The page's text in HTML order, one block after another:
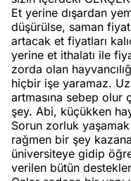
Et yerine dışardan
düşürülse, saman
artacak et fiyatları
yerine et ithalatı ile
zorda olan
hiçbir işe yaramaz.
artmasına sebep olur
şey. Abi, küçükken
Sorun zorluk yaşamak
rağmen bir şey
üniversiteye gidip
verilen bütün